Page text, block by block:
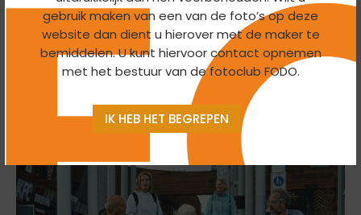
gebruik maken van een van de foto’s op deze
website dan dient u hierover met de maker te
bemiddelen. U kunt hiervoor contact opnemen
met het bestuur van de fotoclub FODO.
IK HEB HET BEGREPEN
moeilijke, uitdaging.
Met een “verdiend” etentje in een Indiaas restaurant
sloten we de geslaagde middag af.
Met dank aan de chauffeurs Pim en Marc, die ons weer